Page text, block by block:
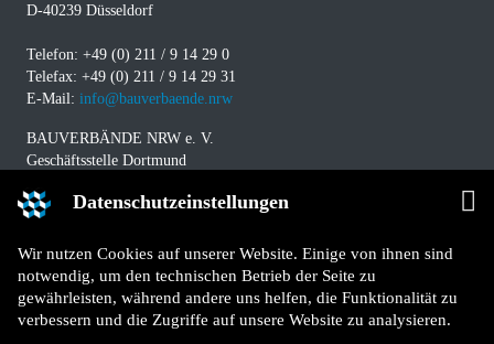
Datenschutzeinstellungen
Wir nutzen Cookies auf unserer Website. Einige von ihnen sind
notwendig, um den technischen Betrieb der Seite zu
gewährleisten, während andere uns helfen, die Funktionalität zu
verbessern und die Zugriffe auf unsere Website zu analysieren.
D-40239 Düsseldorf
Telefon: +49 (0) 211 / 9 14 29 0
Telefax: +49 (0) 211 / 9 14 29 31
E-Mail: info@bauverbaende.nrw
BAUVERBÄNDE NRW e. V.
Geschäftsstelle Dortmund
D-44141 Dortmund
Telefon: +49 (0) 231 / 94 11 580
Telefax: +49 (0) 231 / 94 11 5840
E-Mail:info@bauverbaende.nrw